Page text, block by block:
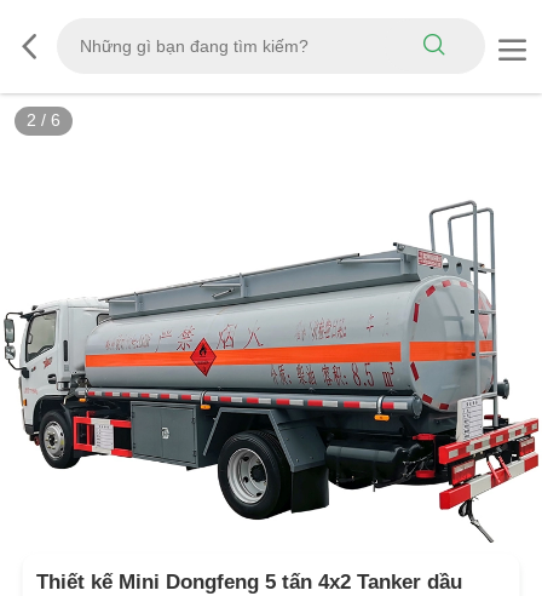
3 / 6
Thiết kế Mini Dongfeng 5 tấn 4x2 Tanker dầu